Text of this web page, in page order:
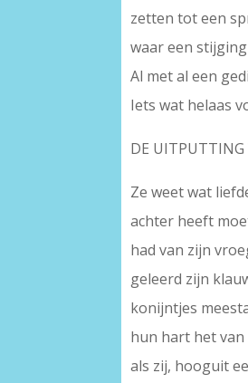
zetten tot een
waar een
Al met al een
Iets wat helaas
DE UITPUTTING
Ze weet wat
achter heeft
had van zijn
geleerd zijn
konijntjes
hun hart het
als zij, hooguit